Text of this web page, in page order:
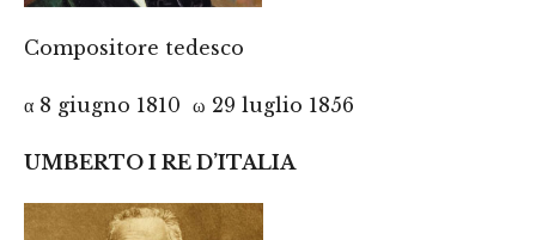
Compositore tedesco
α 8 giugno 1810 ω 29 luglio 1856
UMBERTO I RE D’ITALIA